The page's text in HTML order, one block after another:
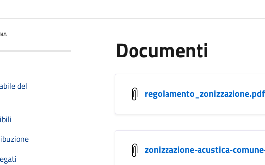
del
Documenti
regolamento_zonizzazione.pdf
zonizzazione-acustica-